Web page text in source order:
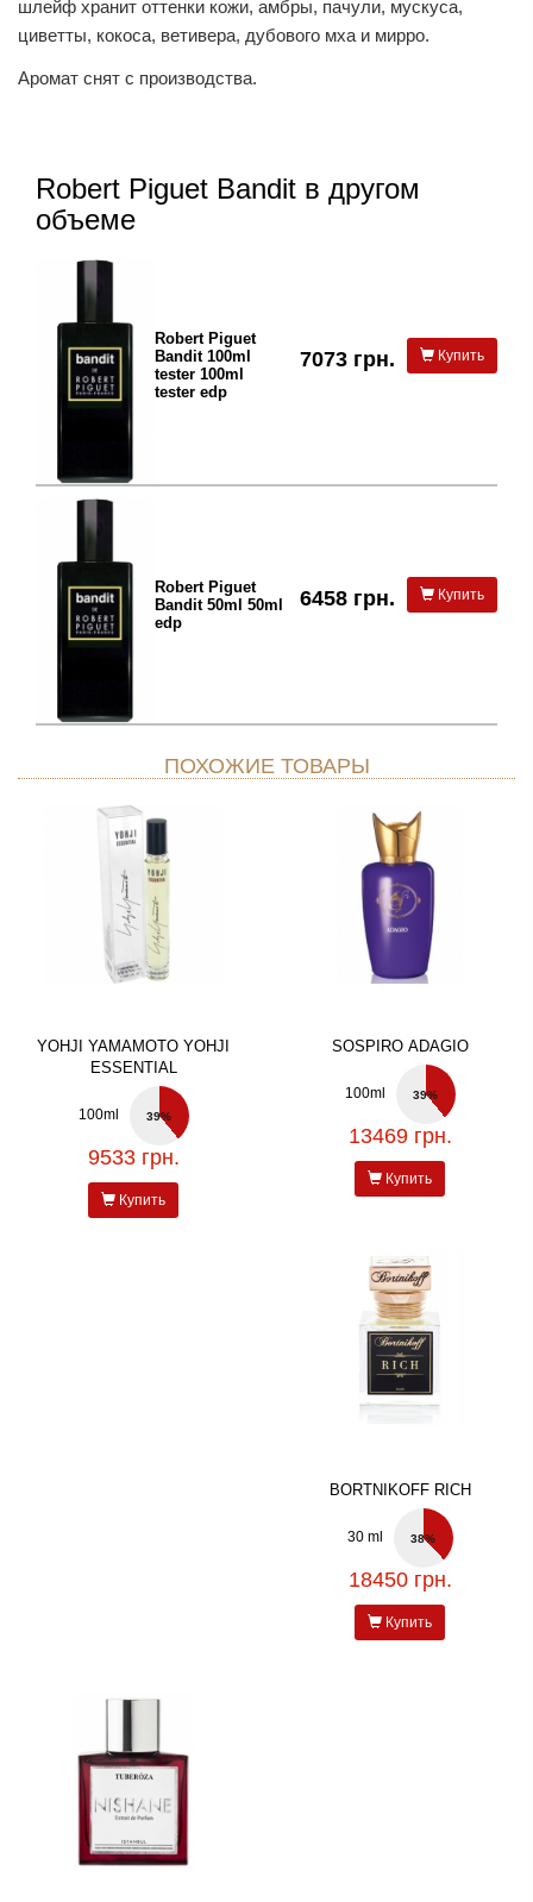
шлейф хранит оттенки кожи, амбры, пачули, мускуса,
циветты, кокоса, ветивера, дубового мха и мирро.
Аромат снят с производства.
Robert Piguet Bandit в другом
объеме
Robert Piguet
Bandit 100ml
tester 100ml
tester edp
7073 грн. Купить
Robert Piguet
Bandit 50ml 50ml
edp
6458 грн. Купить
ПОХОЖИЕ ТОВАРЫ
YOHJI YAMAMOTO YOHJI
ESSENTIAL
100ml 39%
9533 грн.
Купить
SOSPIRO ADAGIO
100ml 39%
13469 грн.
Купить
BORTNIKOFF RICH
30 ml 38%
18450 грн.
Купить